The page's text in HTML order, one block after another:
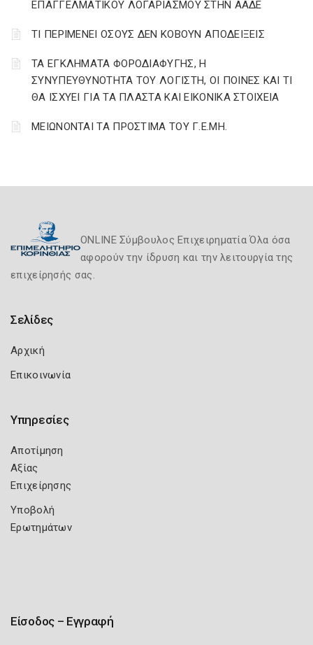
ΕΠΑΓΓΕΛΜΑΤΙΚΟΥ ΛΟΓΑΡΙΑΣΜΟΥ ΣΤΗΝ ΑΑΔΕ
ΤΙ ΠΕΡΙΜΕΝΕΙ ΟΣΟΥΣ ΔΕΝ ΚΟΒΟΥΝ ΑΠΟΔΕΙΞΕΙΣ
ΤΑ ΕΓΚΛΗΜΑΤΑ ΦΟΡΟΔΙΑΦΥΓΗΣ, Η
ΣΥΝΥΠΕΥΘΥΝΟΤΗΤΑ ΤΟΥ ΛΟΓΙΣΤΗ, ΟΙ ΠΟΙΝΕΣ ΚΑΙ ΤΙ
ΘΑ ΙΣΧΥΕΙ ΓΙΑ ΤΑ ΠΛΑΣΤΑ ΚΑΙ ΕΙΚΟΝΙΚΑ ΣΤΟΙΧΕΙΑ
ΜΕΙΩΝΟΝΤΑΙ ΤΑ ΠΡΟΣΤΙΜΑ ΤΟΥ Γ.Ε.ΜΗ.
ONLINE Σύμβουλος Επιχειρηματία Όλα όσα
αφορούν την ίδρυση και την λειτουργία της
επιχείρησής σας.
Σελίδες
Αρχική
Επικοινωνία
Υπηρεσίες
Αποτίμηση
Αξίας
Επιχείρησης
Υποβολή
Ερωτημάτων
Είσοδος – Εγγραφή